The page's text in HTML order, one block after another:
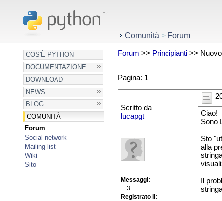
COS'È PYTHON
DOCUMENTAZIONE
DOWNLOAD
NEWS
BLOG
COMUNITÀ
Forum
Social network
Mailing list
Wiki
Sito
Comunità > Forum
Forum >> Principianti>> Nuovo
Pagina: 1
Scritto da
lucapgt
Messaggi
3
Registrato il
Ciao!
Sono
Sto
alla
Il